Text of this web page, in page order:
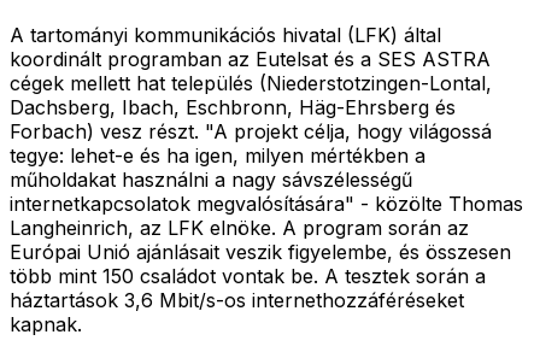
A tartományi kommunikációs hivatal (LFK) által
koordinált programban az Eutelsat és a SES ASTRA
cégek mellett hat település (Niederstotzingen-Lontal,
Dachsberg, Ibach, Eschbronn, Häg-Ehrsberg és
Forbach) vesz részt. "A projekt célja, hogy világossá
tegye: lehet-e és ha igen, milyen mértékben a
műholdakat használni a nagy sávszélességű
internetkapcsolatok megvalósítására" - közölte Thomas
Langheinrich, az LFK elnöke. A program során az
Európai Unió ajánlásait veszik figyelembe, és összesen
több mint 150 családot vontak be. A tesztek során a
háztartások 3,6 Mbit/s-os internethozzáféréseket
kapnak.